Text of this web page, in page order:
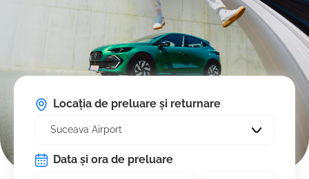
Locația de preluare și returnare
Suceava Airport
Data și ora de preluare